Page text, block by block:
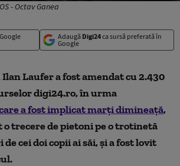
- Octav Ganea
Adaugă Digi24ca sursă preferată în
Google
Laufer a fost amendat cu 2.430
digi24.ro, în urma
a fost implicat marți dimineață,
o trecere de pietoni pe o trotinetă
cei doi copii ai săi, și a fost lovit